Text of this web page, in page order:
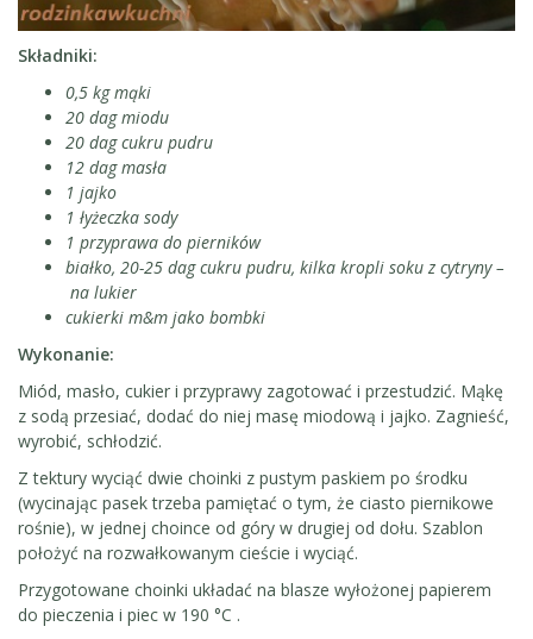
Składniki:
0,5 kg mąki
20 dag miodu
20 dag cukru pudru
12 dag masła
1 jajko
1 łyżeczka sody
1 przyprawa do pierników
białko, 20-25 dag cukru pudru, kilka kropli soku z cytryny –
na lukier
cukierki m&m jako bombki
Wykonanie:
Miód, masło, cukier i przyprawy zagotować i przestudzić. Mąkę
z sodą przesiać, dodać do niej masę miodową i jajko. Zagnieść,
wyrobić, schłodzić.
Z tektury wyciąć dwie choinki z pustym paskiem po środku
(wycinając pasek trzeba pamiętać o tym, że ciasto piernikowe
rośnie), w jednej choince od góry w drugiej od dołu. Szablon
położyć na rozwałkowanym cieście i wyciąć.
Przygotowane choinki układać na blasze wyłożonej papierem
do pieczenia i piec w 190 °C .